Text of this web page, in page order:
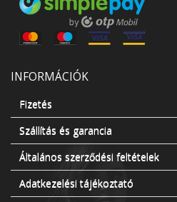
INFORMÁCIÓK
Fizetés
Szállítás és garancia
Általános szerződési feltételek
Adatkezelési tájékoztató